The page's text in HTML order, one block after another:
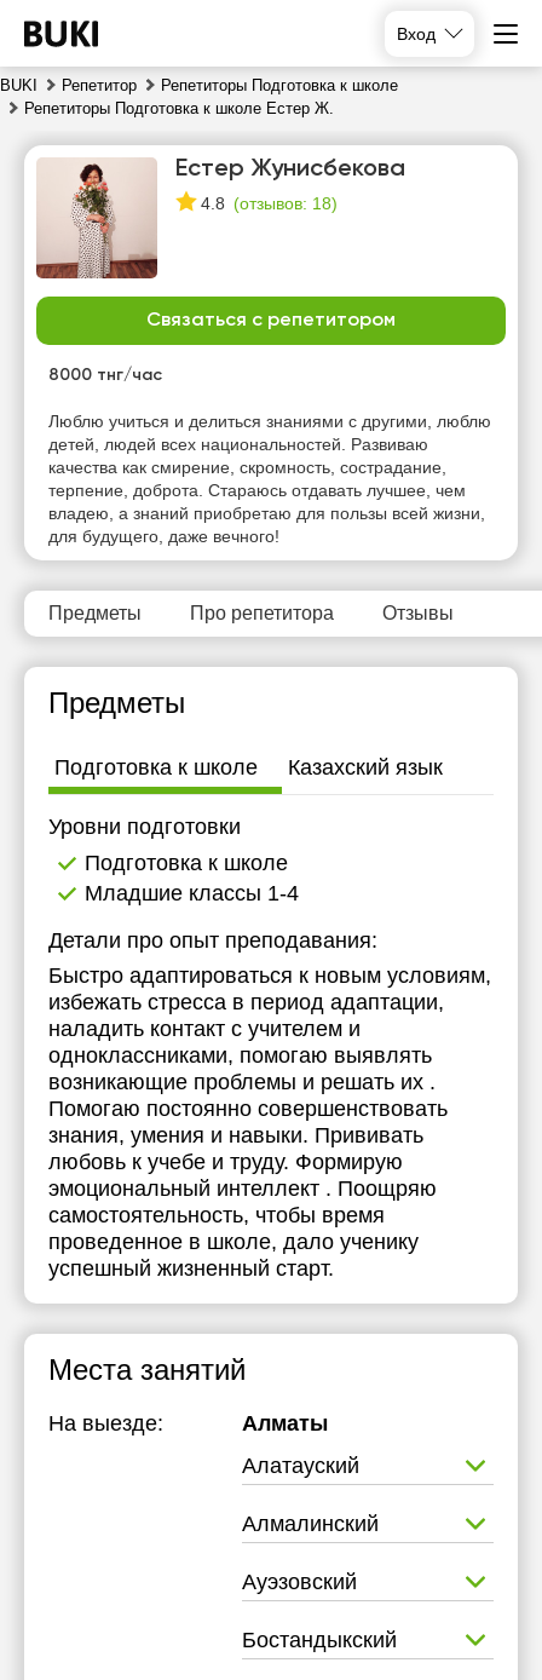
Вход
BUKI Репетитор
Репетиторы Подготовка к школе
Репетиторы Подготовка к школе Естер Ж.
Естер Жунисбекова
4.8 (отзывов: 18)
Связаться с репетитором
8000 тнг/час
Люблю учиться и делиться знаниями с другими, люблю
детей, людей всех национальностей. Развиваю
качества как смирение, скромность, сострадание,
терпение, доброта. Стараюсь отдавать лучшее, чем
владею, а знаний приобретаю для пользы всей жизни,
для будущего, даже вечного!
Предметы Про репетитора Отзывы
Предметы
Подготовка к школе Казахский язык
Уровни подготовки
Подготовка к школе
Младшие классы 1-4
Детали про опыт преподавания:
Быстро адаптироваться к новым условиям,
избежать стресса в период адаптации,
наладить контакт с учителем и
одноклассниками, помогаю выявлять
возникающие проблемы и решать их .
Помогаю постоянно совершенствовать
знания, умения и навыки. Прививать
любовь к учебе и труду. Формирую
эмоциональный интеллект . Поощряю
самостоятельность, чтобы время
проведенное в школе, дало ученику
успешный жизненный старт.
Места занятий
На выезде:
Алматы
Алатауский
Алмалинский
Ауэзовский
Бостандыкский
вт
ср
Нет
свободных
часов
10:00
10:30
11:00
11:30
12:00
13:00
14:00
14:30
15:00
15:30
16:00
16:30
17:00
17:30
18:00
Нет
свободных
часов
10:00
10:30
11:00
11:30
12:00
14:00
16:00
17:30